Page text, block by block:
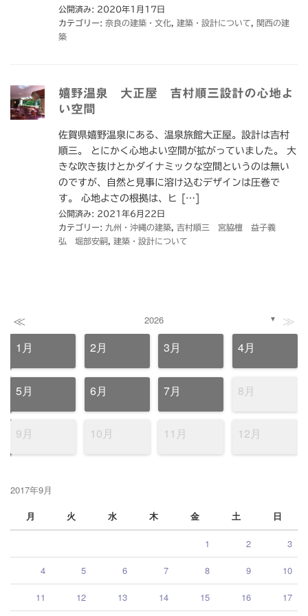
公開済み: 2020年1月17日
カテゴリー: 奈良の建築・文化 建築・設計について
関西の建
築
嬉野温泉 大正屋 吉村順三設計の心地よ
い空間
佐賀県嬉野温泉にある、温泉旅館大正屋。設計は吉村
順三。 とにかく心地よい空間が拡がっていました。 大
きな吹き抜けとかダイナミックな空間というのは無い
のですが、自然と見事に溶け込むデザインは圧巻で
す。 心地よさの根拠は、ヒ […]
公開済み: 2021年6月22日
カテゴリー: 九州・沖縄の建築
吉村順三 宮脇檀 益子義
弘 堀部安嗣
建築・設計について
≪ 2026 ▼ ≫
1月 2月 3月 4月
5月 6月 7月 8月
9月 10月 11月 12月
2017年9月
月
火 水 木 金 土 日
1 2 3
4 5 6 7 8 9 10
11 12 13 14 15 16 17